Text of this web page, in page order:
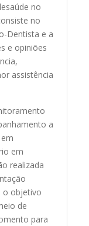
no
no
Dentista e a
e opiniões
assistência
a
em
realizada
o objetivo
de
para